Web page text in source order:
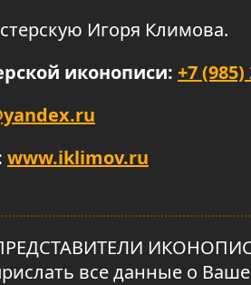
Игоря Климова.
иконописи: +7 (985)
www.iklimov.ru
все данные о